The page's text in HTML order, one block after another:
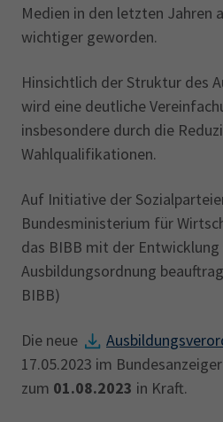
Medien in den letzten Jahren
wichtiger geworden.
Hinsichtlich der Struktur des
wird eine deutliche
insbesondere durch die
Wahlqualifikationen.
Auf Initiative der
Bundesministerium für
das BIBB mit der Entwicklung
Ausbildungsordnung
BIBB)
Die neue
17.05.2023 im
zum 01.08.2023 in Kraft.